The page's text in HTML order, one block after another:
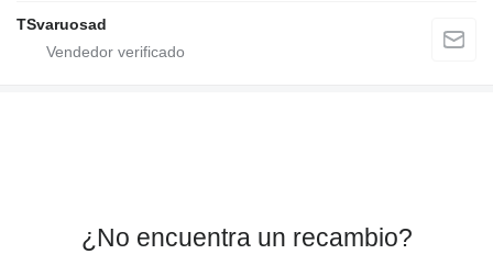
TSvaruosad
¿No encuentra un recambio?